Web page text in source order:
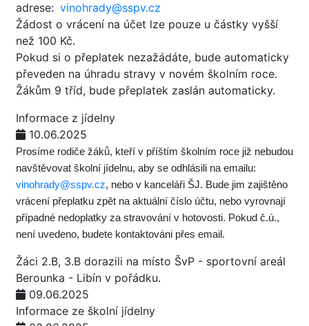
adrese: vinohrady@sspv.cz
Žádost o vrácení na účet lze pouze u částky vyšší
než 100 Kč.
Pokud si o přeplatek nezažádáte, bude automaticky
převeden na úhradu stravy v novém školním roce.
Žákům 9 tříd, bude přeplatek zaslán automaticky.
Informace z jídelny
10.06.2025
Prosíme rodiče žáků, kteří v příštím školním roce již nebudou
navštěvovat školní jídelnu, aby se odhlásili na emailu:
vinohrady@sspv.cz, nebo v kanceláři ŠJ. Bude jim zajištěno
vrácení přeplatku zpět na aktuální číslo účtu, nebo vyrovnají
případné nedoplatky za stravování v hotovosti. Pokud č.ú.,
není uvedeno, budete kontaktováni přes email.
Žáci 2.B, 3.B dorazili na místo ŠvP - sportovní areál
Berounka - Libín v pořádku.
09.06.2025
Informace ze školní jídelny